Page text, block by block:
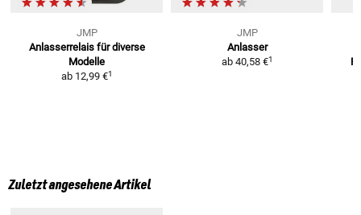
JMP
Anlasserrelais für diverse
Modelle
ab 12,99 €1
JMP
Anlasser
ab 40,58 €1
Zuletzt angesehene Artikel